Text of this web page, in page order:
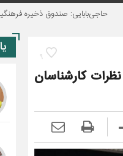
صندوق ذخیره فرهنگیان نیازمند
9
کارشناسان